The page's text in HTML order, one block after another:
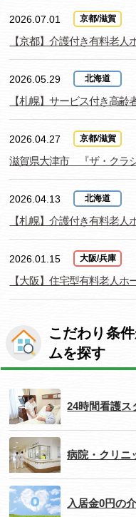
2026.07.01 京都/滋賀
【京都】介護付き有料老人
2026.05.29 北海道
【札幌】サービス付き高齢
2026.04.27 京都/滋賀
滋賀県大津市 『ザ・クラ
2026.04.13 北海道
【札幌】介護付き有料老人
2026.01.15 大阪/兵庫
【大阪】住宅型有料老人ホ
こだわり条
ムを探す
24時間看護ス
病院・クリニ
入居金0円の